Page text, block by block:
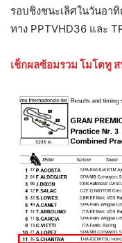
รอบชิงชนะเลิศในวันอา
ทาง PPTVHD36 และ
เช็กผลซ้อมรวม โมโตทู